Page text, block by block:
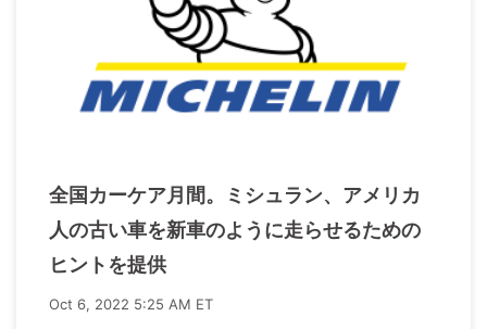
全国カーケア月間。ミシュラン、アメリカ
人の古い車を新車のように走らせるための
ヒントを提供
Oct 6, 2022 5:25 AM ET